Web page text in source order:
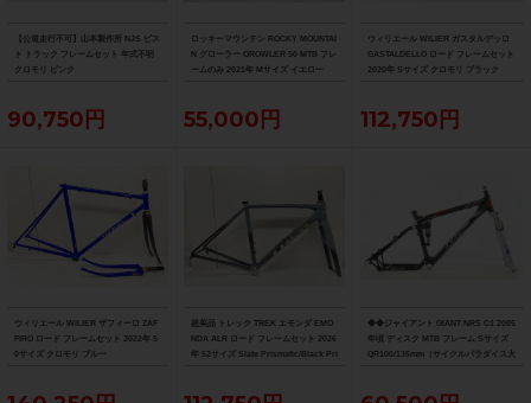
【公道走行不可】山本製作所 NJS ピス
ト トラック フレームセット 年式不明
クロモリ ピンク
90,750円
ロッキーマウンテン ROCKY MOUNTAI
N グローラー GROWLER 50 MTB フレ
ームのみ 2021年 Mサイズ イエロー
55,000円
ウィリエール WILIER ガスタルデッロ
GASTALDELLO ロード フレームセット
2020年 Sサイズ クロモリ ブラック
112,750円
ウィリエール WILIER ザフィーロ ZAF
FIRO ロード フレームセット 2022年 5
0サイズ クロモリ ブルー
超美品 トレック TREK エモンダ EMO
NDA ALR ロード フレームセット 2026
年 52サイズ Slate Prismatic/Black Pri
◆◆ジャイアント GIANT NRS C1 2005
年頃 ディスク MTB フレーム Sサイズ
QR100/135mm（サイクルパラダイス大